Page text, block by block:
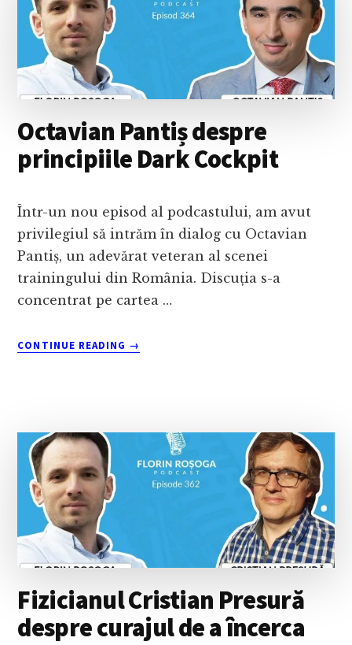
Octavian Pantiș despre
principiile Dark Cockpit
Într-un nou episod al podcastului, am avut
privilegiul să intrăm în dialog cu Octavian
Pantiș, un adevărat veteran al scenei
trainingului din România. Discuția s-a
concentrat pe cartea …
CONTINUE READING
ABOUT
COCKPIT
→
Fizicianul Cristian Presură
despre curajul de a încerca